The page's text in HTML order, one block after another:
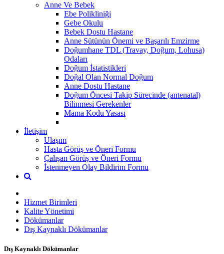
Anne Ve Bebek
Ebe Polikliniği
Gebe Okulu
Bebek Dostu Hastane
Anne Sütünün Önemi ve Başarılı Emzirme
Doğumhane TDL (Travay, Doğum, Lohusa)
Odaları
Doğum İstatistikleri
Doğal Olan Normal Doğum
Anne Dostu Hastane
Doğum Öncesi Takip Sürecinde (antenatal)
Bilinmesi Gerekenler
Mama Kodu Yasası
İletişim
Ulaşım
Hasta Görüş ve Öneri Formu
Çalışan Görüş ve Öneri Formu
İstenmeyen Olay Bildirim Formu
Hizmet Birimleri
Kalite Yönetimi
Dökümanlar
Dış Kaynaklı Dökümanlar
Dış Kaynaklı Dökümanlar